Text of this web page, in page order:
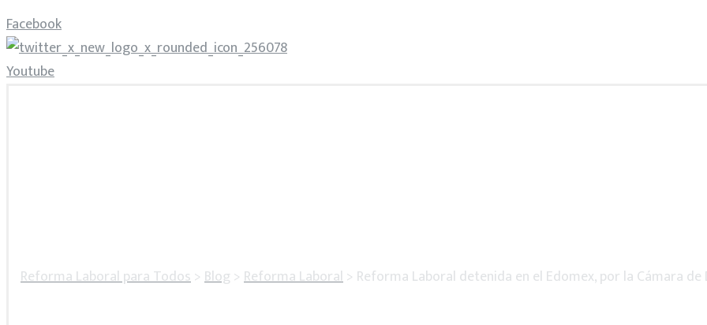
Facebook
Youtube
Reforma Laboral para Todos> Blog > Reforma Laboral> Reforma Laboral detenida en el Edomex, por la Cámara